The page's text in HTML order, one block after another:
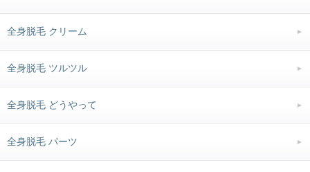
全身脱毛 クリーム
全身脱毛 ツルツル
全身脱毛 どうやって
全身脱毛 パーツ